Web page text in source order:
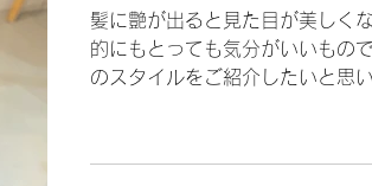
髪に艶が出ると見た目が美しく
的にもとっても気分がいいもの
のスタイルをご紹介したいと思